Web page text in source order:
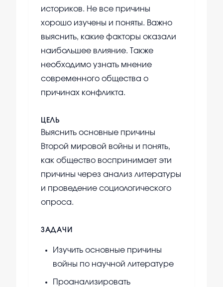
историков. Не все причины
хорошо изучены и поняты. Важно
выяснить, какие факторы оказали
наибольшее влияние. Также
необходимо узнать мнение
современного общества о
причинах конфликта.
ЦЕЛЬ
Выяснить основные причины
Второй мировой войны и понять,
как общество воспринимает эти
причины через анализ литературы
и проведение социологического
опроса.
ЗАДАЧИ
Изучить основные причины
войны по научной литературе
Проанализировать